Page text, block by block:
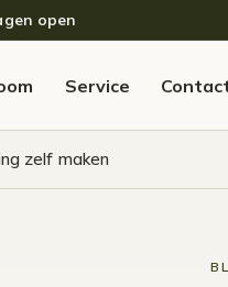
open
Service
zelf maken